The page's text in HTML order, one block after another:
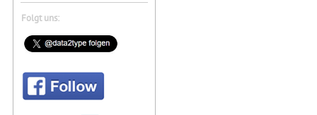
Folgt uns: